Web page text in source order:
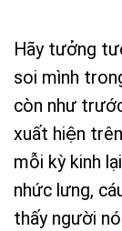
Hãy tưởng
soi mình
còn như
xuất hiện
mỗi kỳ kinh
nhức lưng,
thấy người